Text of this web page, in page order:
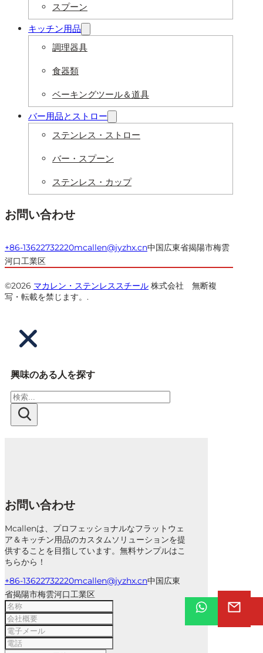
スプーン
キッチン用品
調理器具
食器類
ベーキングツール＆道具
バー用品とストロー
ステンレス・ストロー
バー・スプーン
ステンレス・カップ
お問い合わせ
+86-13622732220mcallen@jyzhx.cn中国広東省揭陽市梅雲
河口工業区
©2026 マカレン・ステンレススチール 株式会社 無断複
写・転載を禁じます。.
興味のある人を探す
検
索
お問い合わせ
Mcallenは、プロフェッショナルなフラットウェ
ア＆キッチン用品のカスタムソリューションを提
供することを目指しています。無料サンプルはこ
ちらから！
+86-13622732220mcallen@jyzhx.cn中国広東
省揭陽市梅雲河口工業区